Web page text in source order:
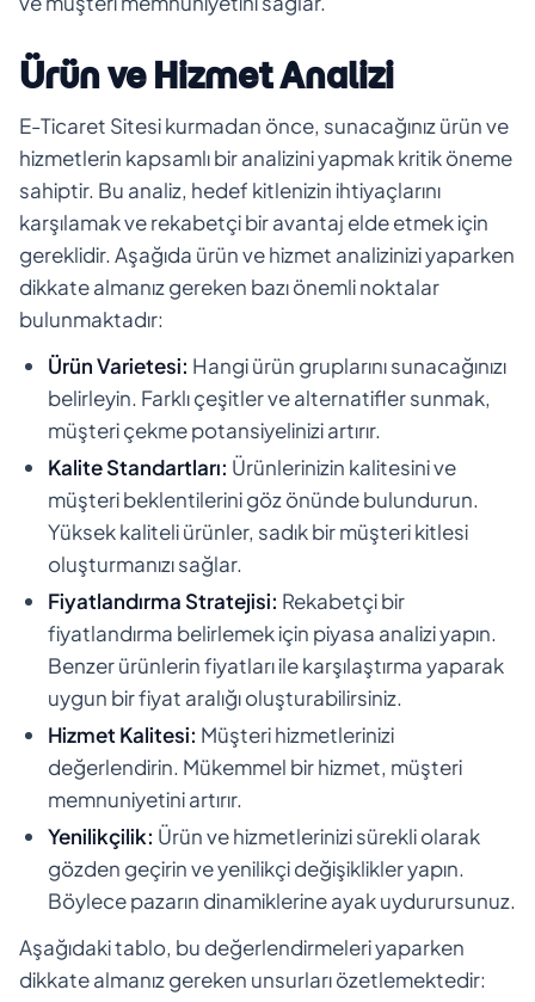
Ürün ve Hizmet Analizi
E-Ticaret Sitesi kurmadan önce, sunacağınız ürün ve
hizmetlerin kapsamlı bir analizini yapmak kritik öneme
sahiptir. Bu analiz, hedef kitlenizin ihtiyaçlarını
karşılamak ve rekabetçi bir avantaj elde etmek için
gereklidir. Aşağıda ürün ve hizmet analizinizi yaparken
dikkate almanız gereken bazı önemli noktalar
bulunmaktadır:
Ürün Varietesi: Hangi ürün gruplarını sunacağınızı
belirleyin. Farklı çeşitler ve alternatifler sunmak,
müşteri çekme potansiyelinizi artırır.
Kalite Standartları: Ürünlerinizin kalitesini ve
müşteri beklentilerini göz önünde bulundurun.
Yüksek kaliteli ürünler, sadık bir müşteri kitlesi
oluşturmanızı sağlar.
Fiyatlandırma Stratejisi: Rekabetçi bir
fiyatlandırma belirlemek için piyasa analizi yapın.
Benzer ürünlerin fiyatları ile karşılaştırma yaparak
uygun bir fiyat aralığı oluşturabilirsiniz.
Hizmet Kalitesi: Müşteri hizmetlerinizi
değerlendirin. Mükemmel bir hizmet, müşteri
memnuniyetini artırır.
Yenilikçilik: Ürün ve hizmetlerinizi sürekli olarak
gözden geçirin ve yenilikçi değişiklikler yapın.
Böylece pazarın dinamiklerine ayak uydurursunuz.
Aşağıdaki tablo, bu değerlendirmeleri yaparken
dikkate almanız gereken unsurları özetlemektedir: